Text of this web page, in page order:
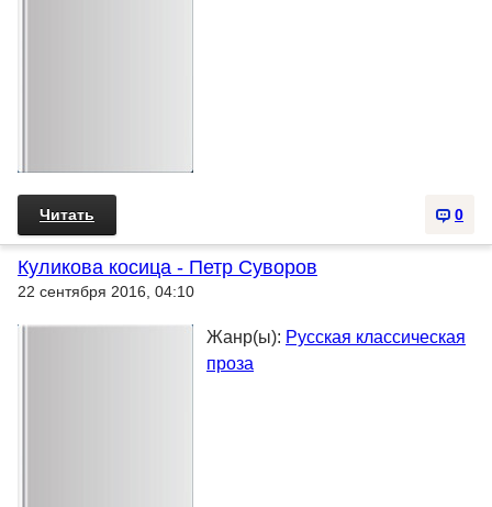
0
Читать
Куликова косица - Петр Суворов
22 сентября 2016, 04:10
Жанр(ы): Русская классическая
проза